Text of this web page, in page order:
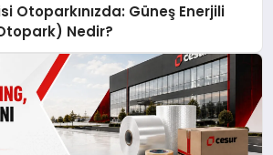
Otoparkınızda: Güneş Enerjili
Nedir?